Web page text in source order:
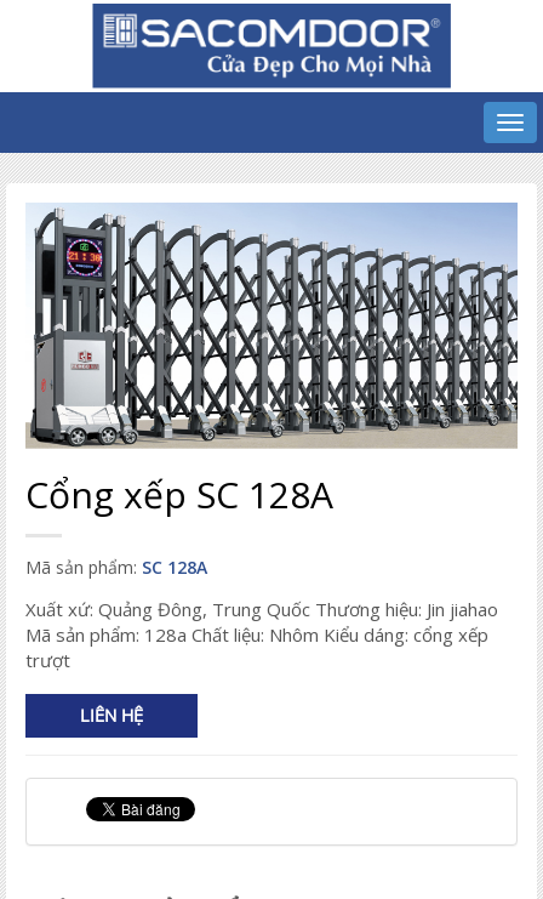
Cổng xếp SC 128A
Mã sản phẩm: SC 128A
Xuất xứ: Quảng Đông, Trung Quốc Thương hiệu: Jin jiahao
Mã sản phẩm: 128a Chất liệu: Nhôm Kiểu dáng: cổng xếp
trượt
LIÊN HỆ